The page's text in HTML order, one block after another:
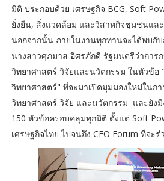
มิติ ประกอบด้วย เศรษฐกิจ BCG, Soft
ยั่งยืน, สิ่งแวดล้อม และวิสาหกิจชุมชนและ
นอกจากนั้น ภายในงานทุกท่านจะได้พบกับ
นางสาวศุภมาส อิศรภักดี รัฐมนตรีว่าการ
วิทยาศาสตร์ วิจัยและนวัตกรรม ในหัวข้อ
วิทยาศาสตร์" ที่จะมาเปิดมุมมองใหม่ในก
วิทยาศาสตร์ วิจัย และนวัตกรรม และยัง
150 หัวข้อครอบคลุมทุกมิติ ตั้งแต่ Soft
เศรษฐกิจไทย ไปจนถึง CEO Forum ที่จะ